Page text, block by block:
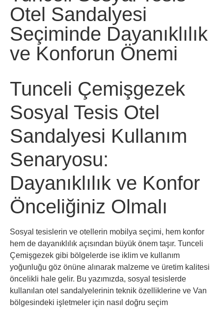
Otel Sandalyesi
Seçiminde Dayanıklılık
ve Konforun Önemi
Tunceli Çemişgezek
Sosyal Tesis Otel
Sandalyesi Kullanım
Senaryosu:
Dayanıklılık ve Konfor
Önceliğiniz Olmalı
Sosyal tesislerin ve otellerin mobilya seçimi, hem konfor
hem de dayanıklılık açısından büyük önem taşır. Tunceli
Çemişgezek gibi bölgelerde ise iklim ve kullanım
yoğunluğu göz önüne alınarak malzeme ve üretim kalitesi
öncelikli hale gelir. Bu yazımızda, sosyal tesislerde
kullanılan otel sandalyelerinin teknik özelliklerine ve Van
bölgesindeki işletmeler için nasıl doğru seçim